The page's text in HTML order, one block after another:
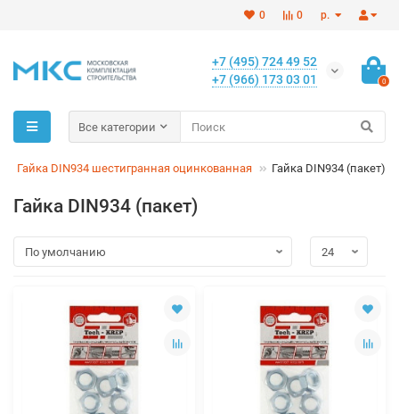
р.
0
0
+7 (495) 724 49 52
+7 (966) 173 03 01
0
Все категории
Гайка DIN934 шестигранная оцинкованная Гайка DIN934 (пакет)
Гайка DIN934 (пакет)